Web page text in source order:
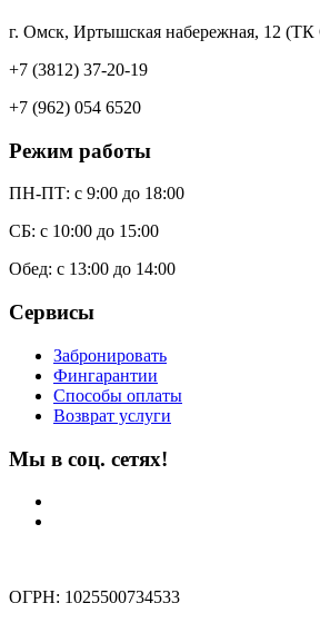
г. Омск, Иртышская набережная, 12 (ТК
+7 (3812) 37-20-19
+7 (962) 054 6520
Режим работы
ПН-ПТ: c 9:00 до 18:00
СБ: с 10:00 до 15:00
Обед: с 13:00 до 14:00
Сервисы
Забронировать
Фингарантии
Способы оплаты
Возврат услуги
Мы в соц. сетях!
ОГРН: 1025500734533